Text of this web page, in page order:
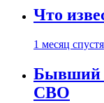
Что
1 месяц спустя
Бывший
СВО